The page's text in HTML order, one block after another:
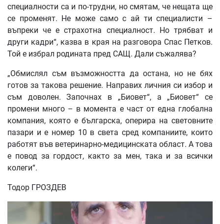
специалности са и по-трудни, но смятам, че нещата ще
се променят. Не може само с ай ти специалисти –
въпреки че е страхотна специалност. Но трябват и
други кадри“, казва в края на разговора Спас Петков.
Той е избрал родината пред САЩ. Дали съжалява?
„Обмислял съм възможността да остана, но не бях
готов за такова решение. Направих личния си избор и
съм доволен. Започнах в „Биовет“, а „Биовет“ се
промени много – в момента е част от една глобална
компания, която е българска, оперира на световните
пазари и е номер 10 в света сред компаниите, които
работят във ветеринарно-медицинската област. А това
е повод за гордост, както за мен, така и за всички
колеги“.
Тодор ГРОЗДЕВ